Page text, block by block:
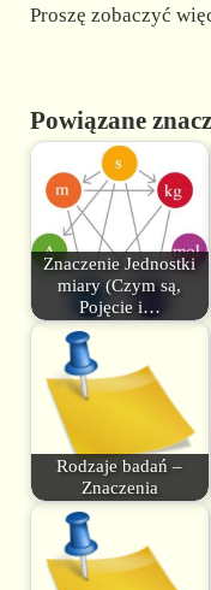
Proszę zobaczyć
Powiązane
Znaczenie Jednostki
miary (Czym są,
Pojęcie i…
Rodzaje badań –
Znaczenia